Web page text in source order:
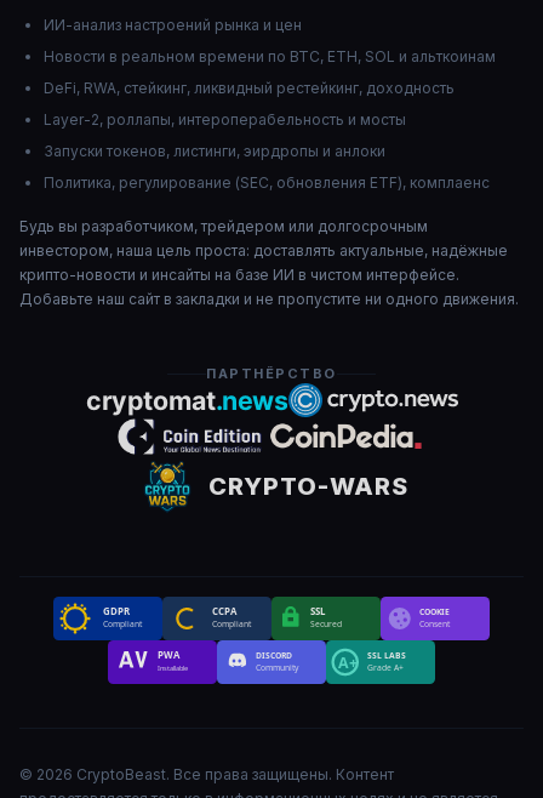
ИИ-анализ настроений рынка и цен
Новости в реальном времени по BTC, ETH, SOL и альткоинам
DeFi, RWA, стейкинг, ликвидный рестейкинг, доходность
Layer-2, роллапы, интероперабельность и мосты
Запуски токенов, листинги, эирдропы и анлоки
Политика, регулирование (SEC, обновления ETF), комплаенс
Будь вы разработчиком, трейдером или долгосрочным
инвестором, наша цель проста: доставлять актуальные, надёжные
крипто-новости и инсайты на базе ИИ в чистом интерфейсе.
Добавьте наш сайт в закладки и не пропустите ни одного движения.
ПАРТНЁРСТВО
CRYPTO-WARS
GDPR
Compliant
CCPA
Compliant
SSL
Secured
COOKIE
Consent
PWA
Installable
DISCORD
Community
A+
SSL LABS
Grade A+
© 2026 CryptoBeast. Все права защищены. Контент